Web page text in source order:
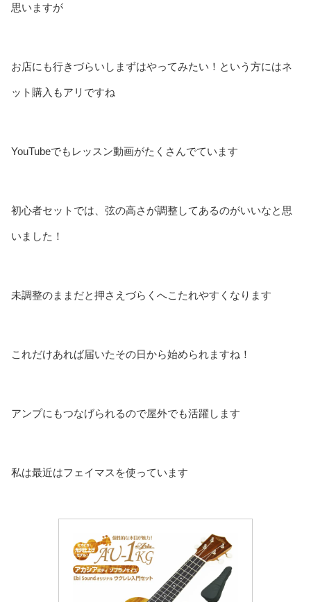
思いますが
お店にも行きづらいしまずはやってみたい！という方にはネ
ット購入もアリですね
YouTubeでもレッスン動画がたくさんでています
初心者セットでは、弦の高さが調整してあるのがいいなと思
いました！
未調整のままだと押さえづらくへこたれやすくなります
これだけあれば届いたその日から始められますね！
アンプにもつなげられるので屋外でも活躍します
私は最近はフェイマスを使っています